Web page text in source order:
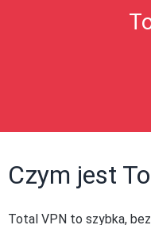
Czym jest
Total VPN to szybka,